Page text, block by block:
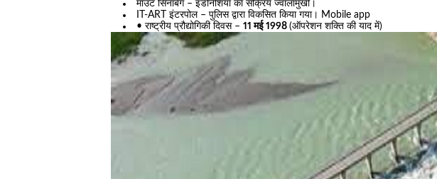
माउंट सिनाबेग – इंडोनेशिया का सक्रिय ज्वालामुखी।
IT-ART इंटरपोल – पुलिस द्वारा विकसित किया गया। Mobile app
• राष्ट्रीय प्रौद्योगिकी दिवस –11 मई 1998(ऑपरेशन शक्ति की याद में)